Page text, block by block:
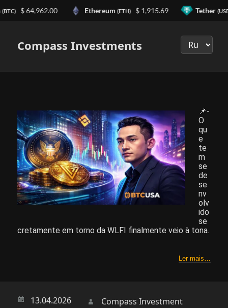
Compass Investments
📌-
O
qu
e
te
m
se
de
se
nv
olv
ido
se
cretamente em torno da WLFI finalmente veio à tona.
Ler mais…
13.04.2026 Автор
Compass Investment
(BTC) $ 64,962.00 Ethereum (ETH) $ 1,915.69 Tether